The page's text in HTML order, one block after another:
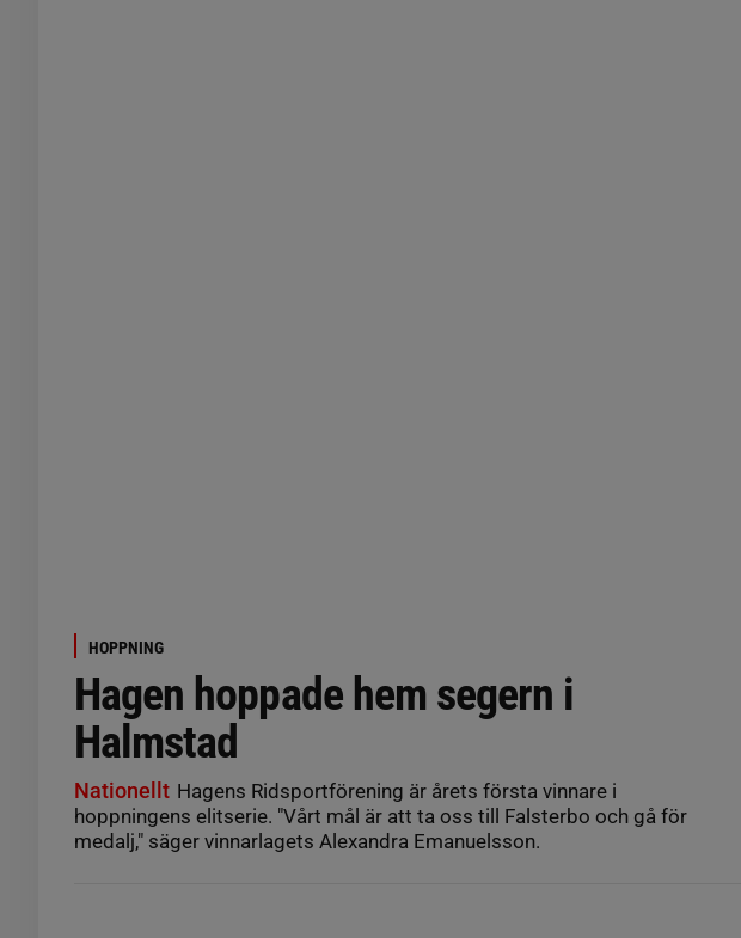
HOPPNING
Hagen hoppade hem segern i
Halmstad
Nationellt Hagens Ridsportförening är årets första vinnare i
hoppningens elitserie. "Vårt mål är att ta oss till Falsterbo och gå för
medalj," säger vinnarlagets Alexandra Emanuelsson.